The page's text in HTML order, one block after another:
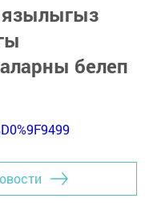
язылыгыз
белеп